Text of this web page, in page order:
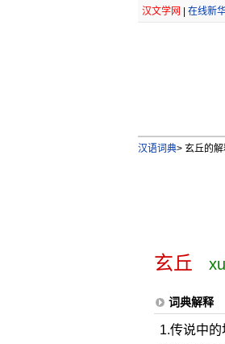
汉文学网 在线新
汉语词典>玄丘的解
玄丘
词典解释
1.传说中的